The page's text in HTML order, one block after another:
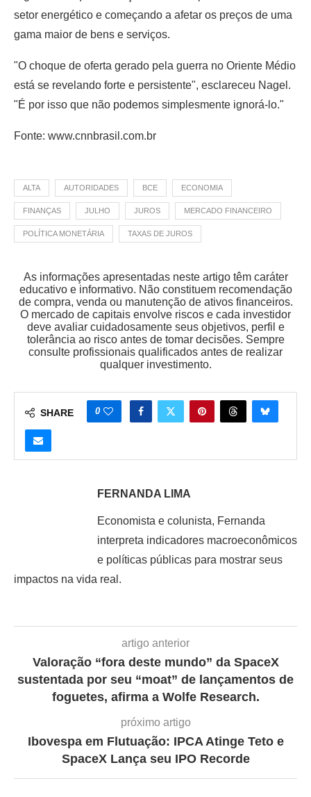
setor energético e começando a afetar os preços de uma
gama maior de bens e serviços.
"O choque de oferta gerado pela guerra no Oriente Médio
está se revelando forte e persistente", esclareceu Nagel.
"É por isso que não podemos simplesmente ignorá-lo."
Fonte: www.cnnbrasil.com.br
ALTA AUTORIDADES BCE ECONOMIA
FINANÇAS JULHO JUROS MERCADO FINANCEIRO
POLÍTICA MONETÁRIA TAXAS DE JUROS
As informações apresentadas neste artigo têm caráter
educativo e informativo. Não constituem recomendação
de compra, venda ou manutenção de ativos financeiros.
O mercado de capitais envolve riscos e cada investidor
deve avaliar cuidadosamente seus objetivos, perfil e
tolerância ao risco antes de tomar decisões. Sempre
consulte profissionais qualificados antes de realizar
qualquer investimento.
SHARE 0
FERNANDA LIMA
Economista e colunista, Fernanda
interpreta indicadores macroeconômicos
e políticas públicas para mostrar seus
impactos na vida real.
artigo anterior
Valoração “fora deste mundo” da SpaceX
sustentada por seu “moat” de lançamentos de
foguetes, afirma a Wolfe Research.
próximo artigo
Ibovespa em Flutuação: IPCA Atinge Teto e
SpaceX Lança seu IPO Recorde